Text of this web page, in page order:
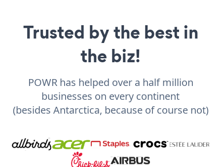
Trusted by the best in
the biz!
POWR has helped over a half million
businesses on every continent
(besides Antarctica, because of course not)